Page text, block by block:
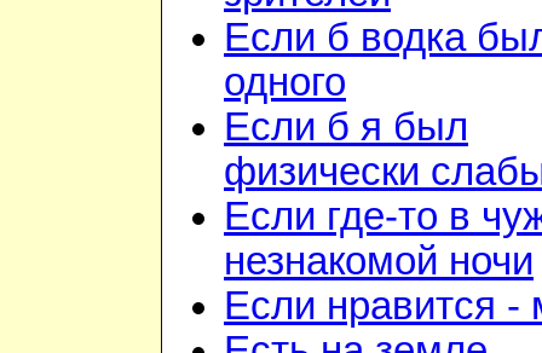
Если б водка
одного
Если б я был
физически
Если где-то в
незнакомой ночи
Если нравится -